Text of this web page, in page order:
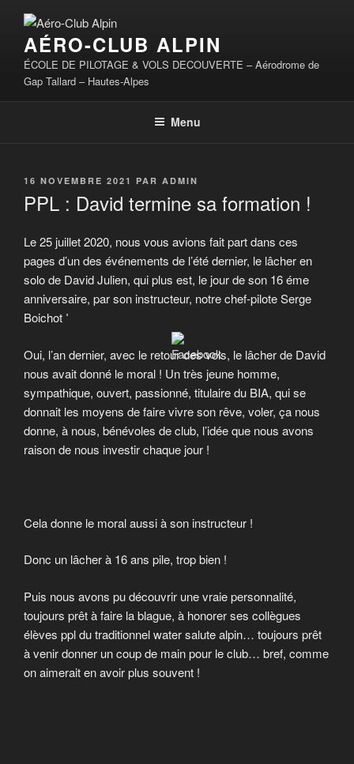
contenu
principal
AÉRO-CLUB ALPIN
ÉCOLE DE PILOTAGE & VOLS DECOUVERTE – Aérodrome de
Gap Tallard – Hautes-Alpes
Menu
PUBLIÉ
16 NOVEMBRE 2021 PAR ADMIN
PPL : David termine sa formation !
Le 25 juillet 2020, nous vous avions fait part dans ces
pages d’un des événements de l’été dernier, le lâcher en
solo de David Julien, qui plus est, le jour de son 16 éme
anniversaire, par son instructeur, notre chef-pilote Serge
Boichot !
Oui, l’an dernier, avec le retour des vols, le lâcher de David
nous avait donné le moral ! Un très jeune homme,
sympathique, ouvert, passionné, titulaire du BIA, qui se
donnait les moyens de faire vivre son rêve, voler, ça nous
donne, à nous, bénévoles de club, l’idée que nous avons
raison de nous investir chaque jour !
Cela donne le moral aussi à son instructeur !
Donc un lâcher à 16 ans pile, trop bien !
Puis nous avons pu découvrir une vraie personnalité,
toujours prêt à faire la blague, à honorer ses collègues
élèves ppl du traditionnel water salute alpin… toujours prêt
à venir donner un coup de main pour le club… bref, comme
on aimerait en avoir plus souvent !